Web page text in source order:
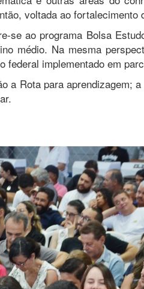
voltada ao fortalecimento
se ao programa Bolsa
médio. Na mesma
federal implementado em
a Rota para aprendizagem;